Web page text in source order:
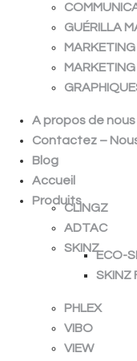
GUÉRILLA
A propos de nous
Contactez –
Blog
Accueil
Produits
CLINGZ
ADTAC
SKINZ
ECO-
SKINZ
PHLEX
VIBO
VIEW